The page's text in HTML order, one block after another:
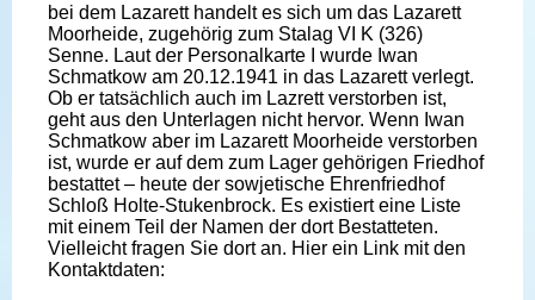
bei dem Lazarett handelt es sich um das Lazarett
Moorheide, zugehörig zum Stalag VI K (326)
Senne. Laut der Personalkarte I wurde Iwan
Schmatkow am 20.12.1941 in das Lazarett verlegt.
Ob er tatsächlich auch im Lazrett verstorben ist,
geht aus den Unterlagen nicht hervor. Wenn Iwan
Schmatkow aber im Lazarett Moorheide verstorben
ist, wurde er auf dem zum Lager gehörigen Friedhof
bestattet – heute der sowjetische Ehrenfriedhof
Schloß Holte-Stukenbrock. Es existiert eine Liste
mit einem Teil der Namen der dort Bestatteten.
Vielleicht fragen Sie dort an. Hier ein Link mit den
Kontaktdaten: